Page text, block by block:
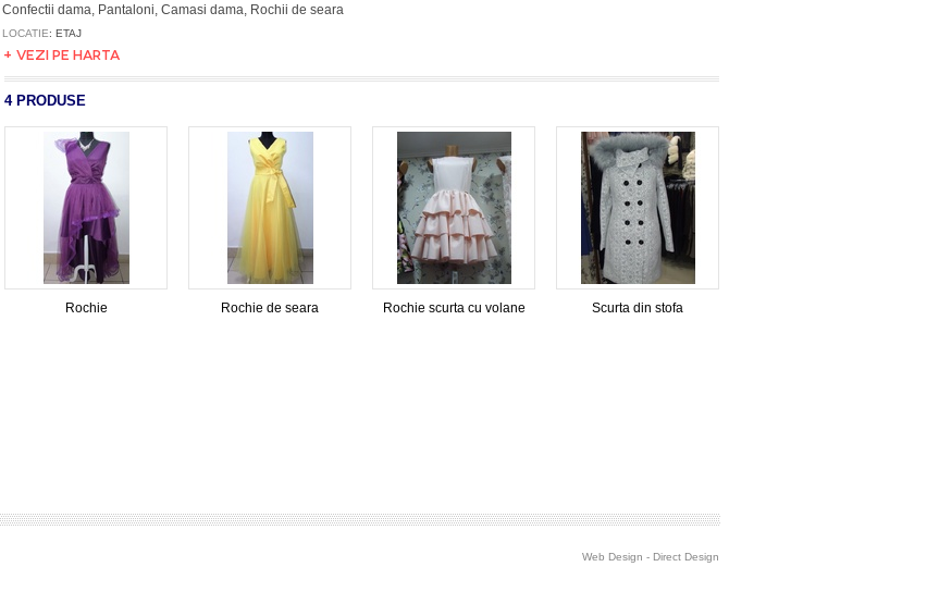
Confectii dama, Pantaloni, Camasi dama, Rochii de seara
LOCATIE: ETAJ
+ VEZI PE HARTA
4 PRODUSE
Rochie Rochie de seara Rochie scurta cu volane Scurta din stofa
Web Design - Direct Design